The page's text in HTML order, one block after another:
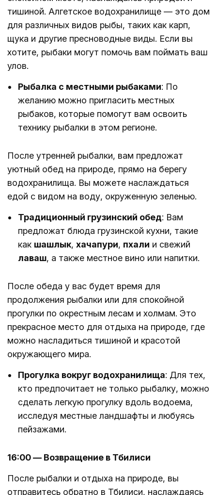
тишиной. Алгетское водохранилище — это дом
для различных видов рыбы, таких как карп,
щука и другие пресноводные виды. Если вы
хотите, рыбаки могут помочь вам поймать ваш
улов.
Рыбалка с местными рыбаками: По
желанию можно пригласить местных
рыбаков, которые помогут вам освоить
технику рыбалки в этом регионе.
После утренней рыбалки, вам предложат
уютный обед на природе, прямо на берегу
водохранилища. Вы можете наслаждаться
едой с видом на воду, окруженную зеленью.
Традиционный грузинский обед: Вам
предложат блюда грузинской кухни, такие
как шашлык, хачапури, пхали и свежий
лаваш, а также местное вино или напитки.
После обеда у вас будет время для
продолжения рыбалки или для спокойной
прогулки по окрестным лесам и холмам. Это
прекрасное место для отдыха на природе, где
можно насладиться тишиной и красотой
окружающего мира.
Прогулка вокруг водохранилища: Для тех,
кто предпочитает не только рыбалку, можно
сделать легкую прогулку вдоль водоема,
исследуя местные ландшафты и любуясь
пейзажами.
16:00 — Возвращение в Тбилиси
После рыбалки и отдыха на природе, вы
отправитесь обратно в Тбилиси, наслаждаясь